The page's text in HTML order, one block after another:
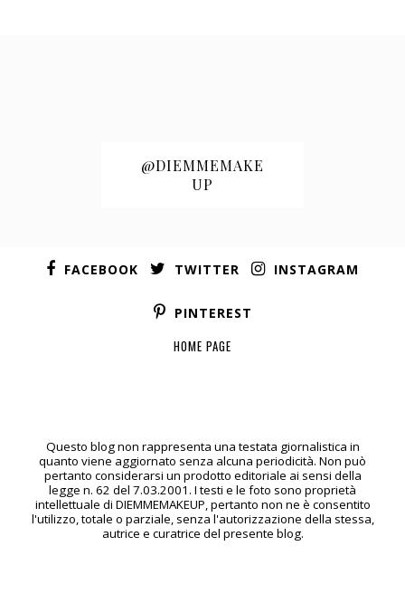
@DIEMMEMAKE
UP
FACEBOOK TWITTER INSTAGRAM
PINTEREST
HOME PAGE
Questo blog non rappresenta una testata giornalistica in
quanto viene aggiornato senza alcuna periodicità. Non può
pertanto considerarsi un prodotto editoriale ai sensi della
legge n. 62 del 7.03.2001. I testi e le foto sono proprietà
intellettuale di DIEMMEMAKEUP, pertanto non ne è consentito
l'utilizzo, totale o parziale, senza l'autorizzazione della stessa,
autrice e curatrice del presente blog.